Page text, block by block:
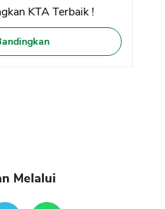
KTA Terbaik !
Melalui